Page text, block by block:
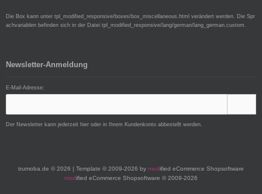
Die Box kann unter tpl_modified_responsive/boxes/box_miscellaneous.html verändert werden. Die Spr
achvariablen befinden sich in der Datei tpl_modified_responsive/lang/german/lang_german.custom.
Newsletter-Anmeldung
E-Mail-Adresse:
Der Newsletter kann jederzeit hier oder in Ihrem Kundenkonto abbestellt werden.
trumoba.de © 2026 | Template © 2009-2026 by modified eCommerce Shopsoftware
modified eCommerce Shopsoftware © 2009-2026